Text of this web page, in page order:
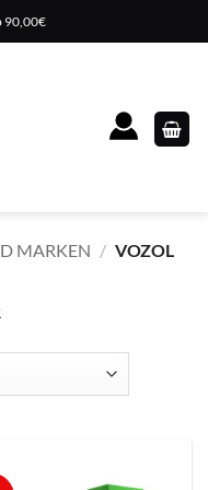
90,00€
MARKEN / VOZOL